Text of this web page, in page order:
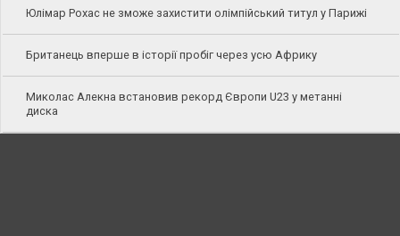
Юлімар Рохас не зможе захистити олімпійський титул у Парижі
Британець вперше в історії пробіг через усю Африку
Миколас Алекна встановив рекорд Європи U23 у метанні
диска